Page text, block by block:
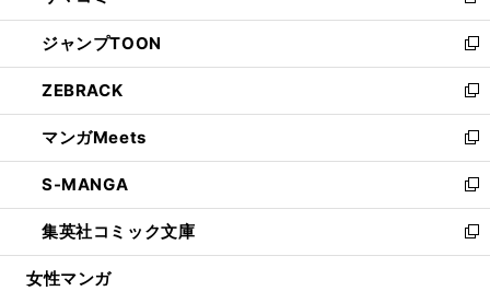
開
く
ウ
で
開
く
ン
ド
ウ
で
開
く
ウ
ィ
ン
ド
ウ
で
開
く
し
い
ウ
ィ
ン
ド
ウ
で
開
く
ジャンプTOON
新
し
い
ウ
ィ
ン
ド
ウ
で
開
ZEBRACK
新
し
い
ウ
ィ
ン
ド
ウ
マンガMeets
新
し
い
ウ
ィ
ン
S-MANGA
新
し
い
ウ
集英社コミック文庫
新
し
女性マンガ